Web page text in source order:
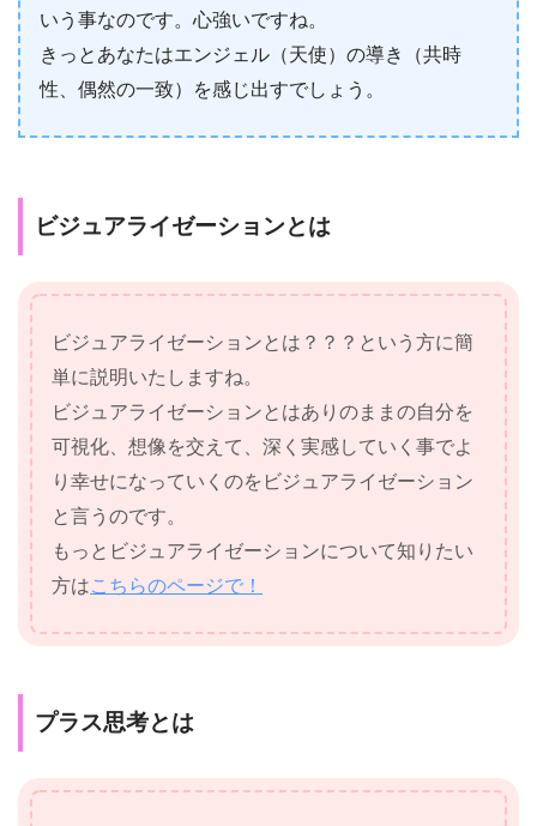
いう事なのです。心強いですね。
きっとあなたはエンジェル（天使）の導き（共時
性、偶然の一致）を感じ出すでしょう。
ビジュアライゼーションとは
ビジュアライゼーションとは？？？という方に簡
単に説明いたしますね。
ビジュアライゼーションとはありのままの自分を
可視化、想像を交えて、深く実感していく事でよ
り幸せになっていくのをビジュアライゼーション
と言うのです。
もっとビジュアライゼーションについて知りたい
方はこちらのページで！
プラス思考とは